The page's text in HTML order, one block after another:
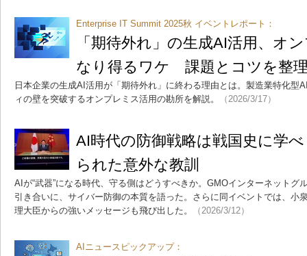
Enterprise IT Summit 2025秋 イベントレポート：
「期待外れ」の生成AI活用、オ
なり得るワケ 課題とコツを整
日本企業の生成AI活用が「期待外れ」に終わる理由とは。製造業特化型
ィの壁を突破するオンプレミス活用の勘所を解説。
（2026/3/17）
AI時代の防御戦略は戦国史に学
られた意外な教訓
AIが“武器”になる時代、守る側はどうすべきか。GMOインターネットグ
引き合いに、サイバー防御の本質を語った。さらに同イベントでは、小
理大臣からの強いメッセージも飛び出した。
（2026/3/12）
AIニュースピックアップ：